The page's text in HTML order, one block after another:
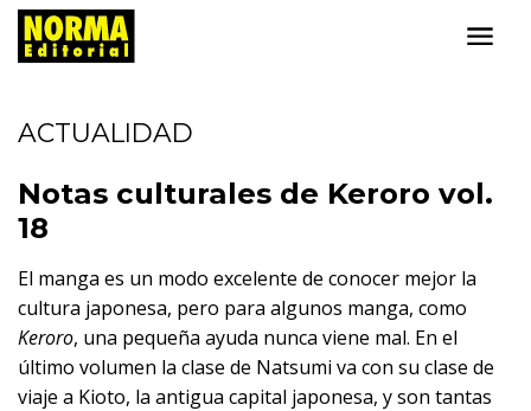
ACTUALIDAD
Notas culturales de Keroro vol.
18
El manga es un modo excelente de conocer mejor la
cultura japonesa, pero para algunos manga, como
Keroro, una pequeña ayuda nunca viene mal. En el
último volumen la clase de Natsumi va con su clase de
viaje a Kioto, la antigua capital japonesa, y son tantas